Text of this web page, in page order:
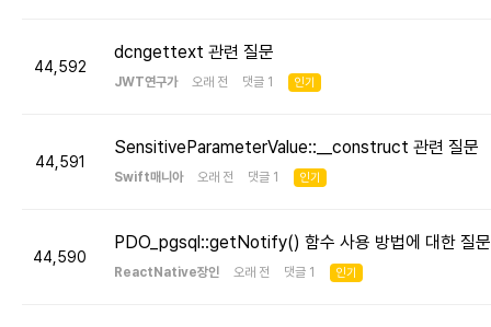
44,592
dcngettext 관련 질문
JWT연구가 오래 전 댓글 1 인기
44,591
SensitiveParameterValue::__construct 관련 질문
Swift매니아 오래 전 댓글 1 인기
44,590
PDO_pgsql::getNotify() 함수 사용 방법에 대한 질문
ReactNative장인 오래 전 댓글 1 인기